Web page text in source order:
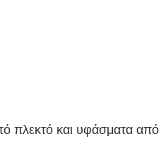
πλεκτό και υφάσματα